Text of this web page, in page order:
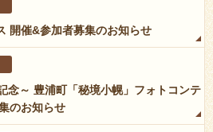
開催&参加者募集のお知らせ
念～ 豊浦町「秘境小幌」フォトコンテ
のお知らせ